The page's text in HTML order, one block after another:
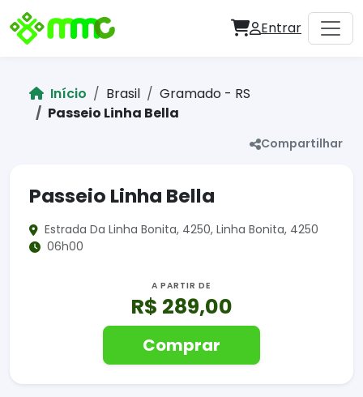
Entrar
Início Brasil
Gramado - RS
Passeio Linha Bella
Compartilhar
Passeio Linha Bella
Estrada Da Linha Bonita, 4250, Linha Bonita, 4250
06h00
A PARTIR DE
R$ 289,00
Comprar